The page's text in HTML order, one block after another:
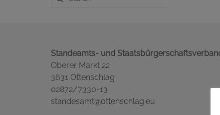
nach:
Standeamts- und
Oberer Markt 22
3631 Ottenschlag
02872/7330-13
standesamt@ottenschlag.eu